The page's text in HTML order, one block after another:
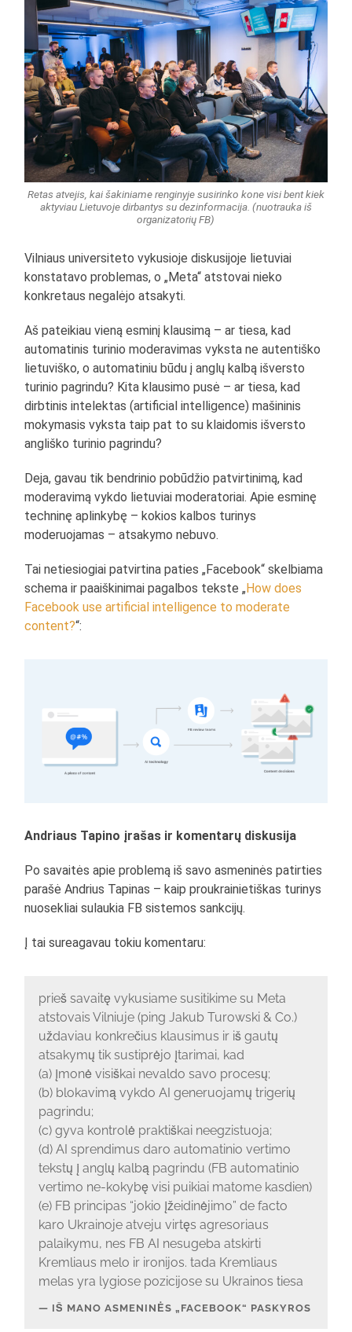
Retas atvejis, kai šakiniame renginyje susirinko kone visi bent kiek
aktyviau Lietuvoje dirbantys su dezinformacija. (nuotrauka iš
organizatorių FB)
Vilniaus universiteto vykusioje diskusijoje lietuviai
konstatavo problemas, o „Meta“ atstovai nieko
konkretaus negalėjo atsakyti.
Aš pateikiau vieną esminį klausimą – ar tiesa, kad
automatinis turinio moderavimas vyksta ne autentiško
lietuviško, o automatiniu būdu į anglų kalbą išversto
turinio pagrindu? Kita klausimo pusė – ar tiesa, kad
dirbtinis intelektas (artificial intelligence) mašininis
mokymasis vyksta taip pat to su klaidomis išversto
angliško turinio pagrindu?
Deja, gavau tik bendrinio pobūdžio patvirtinimą, kad
moderavimą vykdo lietuviai moderatoriai. Apie esminę
techninę aplinkybę – kokios kalbos turinys
moderuojamas – atsakymo nebuvo.
Tai netiesiogiai patvirtina paties „Facebook“ skelbiama
schema ir paaiškinimai pagalbos tekste „How does
Facebook use artificial intelligence to moderate
content?“:
Andriaus Tapino įrašas ir komentarų diskusija
Po savaitės apie problemą iš savo asmeninės patirties
parašė Andrius Tapinas – kaip proukrainietiškas turinys
nuosekliai sulaukia FB sistemos sankcijų.
Į tai sureagavau tokiu komentaru:
prieš savaitę vykusiame susitikime su Meta
atstovais Vilniuje (ping Jakub Turowski & Co.)
uždaviau konkrečius klausimus ir iš gautų
atsakymų tik sustiprėjo įtarimai, kad
(a) įmonė visiškai nevaldo savo procesų;
(b) blokavimą vykdo AI generuojamų trigerių
pagrindu;
(c) gyva kontrolė praktiškai neegzistuoja;
(d) AI sprendimus daro automatinio vertimo
tekstų į anglų kalbą pagrindu (FB automatinio
vertimo ne-kokybę visi puikiai matome kasdien)
(e) FB principas “jokio įžeidinėjimo” de facto
karo Ukrainoje atveju virtęs agresoriaus
palaikymu, nes FB AI nesugeba atskirti
Kremliaus melo ir ironijos. tada Kremliaus
melas yra lygiose pozicijose su Ukrainos tiesa
IŠ MANO ASMENINĖS „FACEBOOK“ PASKYROS